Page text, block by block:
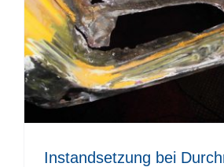
Instandsetzung bei